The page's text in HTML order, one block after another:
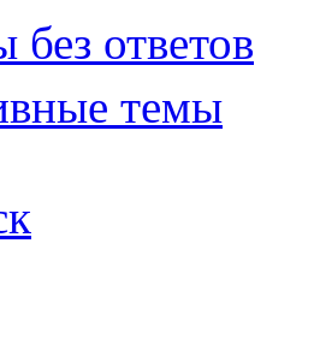
без ответов
темы